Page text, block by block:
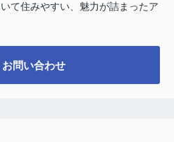
て住みやすい、魅力が詰まったア
お問い合わせ